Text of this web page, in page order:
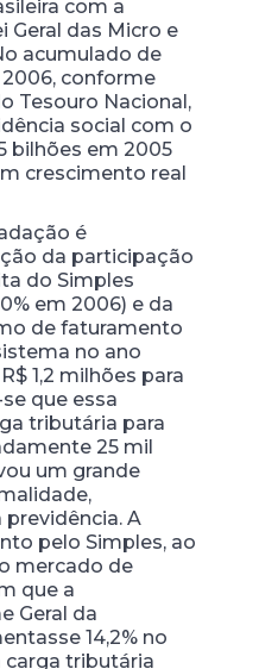
com a
Geral das Micro e
acumulado de
conforme
Tesouro Nacional,
social com o
bilhões em 2005
crescimento real
é
da participação
do Simples
em 2006) e da
de faturamento
no ano
1,2 milhões para
que essa
tributária para
25 mil
um grande
A
pelo Simples, ao
mercado de
que a
Geral da
14,2% no
carga tributária